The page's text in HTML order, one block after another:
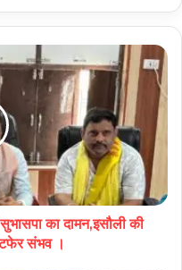
का दामन,इसौली की
संभव ।